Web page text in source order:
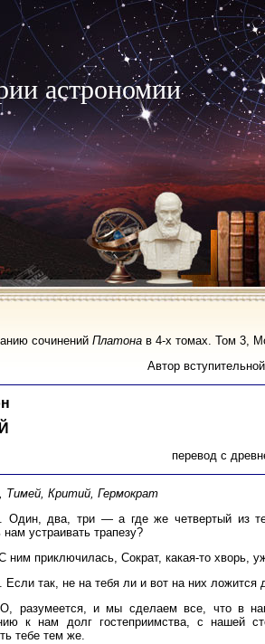
астрономии
сочинений Платона в 4-х томах. Том 3,
Автор
перевод с
Тимей, Критий, Гермократ
. Один, два, три — а где же четвертый из
нам устраивать трапезу?
ним приключилась, Сократ, какая-то хворь,
. Если так, не на тебя ли и вот на них ложится
разумеется, и мы сделаем все, что в
к нам долг гостеприимства, с нашей
тебе тем же.